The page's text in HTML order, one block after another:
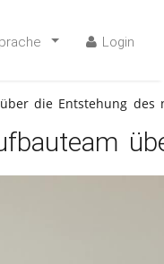
Login
die Entstehung des